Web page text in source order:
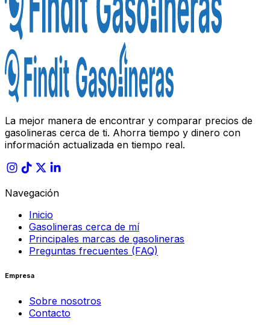
La mejor manera de encontrar y comparar precios de
gasolineras cerca de ti. Ahorra tiempo y dinero con
información actualizada en tiempo real.
Navegación
Inicio
Gasolineras cerca de mí
Principales marcas de gasolineras
Preguntas frecuentes (FAQ)
Empresa
Sobre nosotros
Contacto